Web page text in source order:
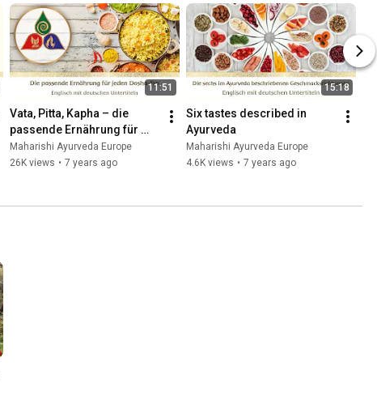
11:51
Vata, Pitta, Kapha – die
passende Ernährung für
jeden Dosha-Typ - #3
Maharishi Ayurveda Europe
26K views • 7 years ago
15:18
Six tastes described in
Ayurveda
Maharishi Ayurveda Europe
4.6K views • 7 years ago